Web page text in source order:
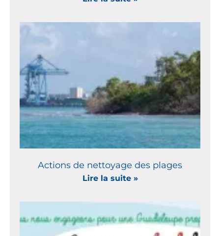
Actions de nettoyage des plages
Lire la suite »